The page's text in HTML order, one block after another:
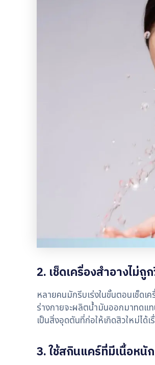
2. เช็ดเครื่องสำอางไม่ถู
หลายคนมักรีบเร่งในขั้นตอนเช็ด
ร่างกายจะผลิตน้ำมันออกมาทดแ
เป็นสิ่งอุดตันที่ก่อให้เกิดสิวใหม่ได้เ
3. ใช้สกินแคร์ที่มีเนื้อหนัก